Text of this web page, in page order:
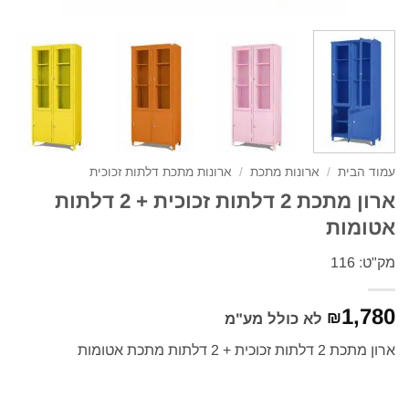
עמוד הבית / ארונות מתכת / ארונות מתכת דלתות זכוכית
ארון מתכת 2 דלתות זכוכית + 2 דלתות
אטומות
מק"ט: 116
₪1,780 לא כולל מע"מ
ארון מתכת 2 דלתות זכוכית + 2 דלתות מתכת אטומות